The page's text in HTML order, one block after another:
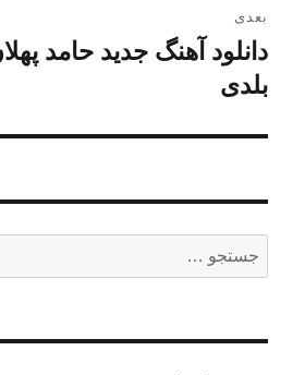
بعدی
نوشته
بعدی:
دانلود آهنگ جدید حامد
بلدی
برای: